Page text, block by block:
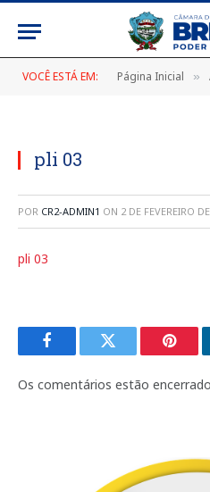
VOCÊ ESTÁ EM: Página Inicial »
pli 03
POR CR2-ADMIN1 ON 2 DE FEVEREIRO
pli 03
FacebookTwitter
Os comentários estão